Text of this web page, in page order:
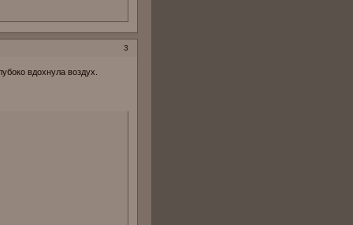
3
вдохнула воздух.